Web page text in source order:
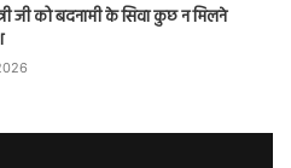
जी को बदनामी के सिवा कुछ न मिलने